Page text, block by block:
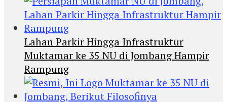
Lahan Parkir Hingga Infrastruktur
Muktamar ke 35 NU di Jombang Hampir
Rampung